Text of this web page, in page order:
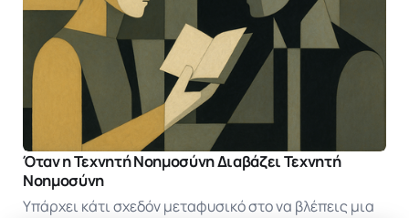
Όταν η Τεχνητή Νοημοσύνη Διαβάζει Τεχνητή
Νοημοσύνη
Υπάρχει κάτι σχεδόν μεταφυσικό στο να βλέπεις μια